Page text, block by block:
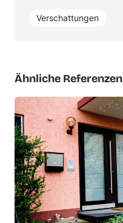
Verschattungen
Ähnliche Referenzen